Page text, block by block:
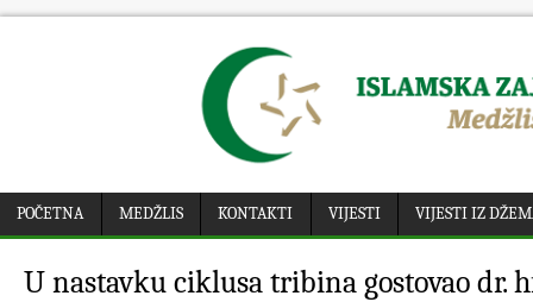
POČETNA MEDŽLIS KONTAKTI VIJESTI VIJESTI IZ
U nastavku ciklusa tribina gostovao dr.